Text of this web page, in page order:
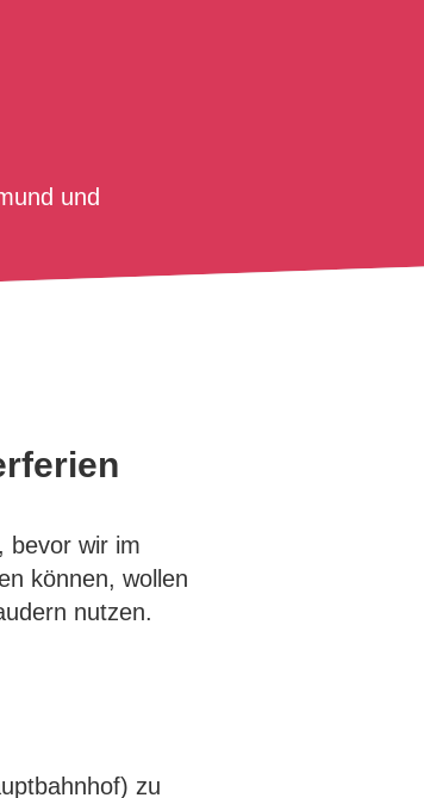
und
bevor wir im
können, wollen
nutzen.
zu